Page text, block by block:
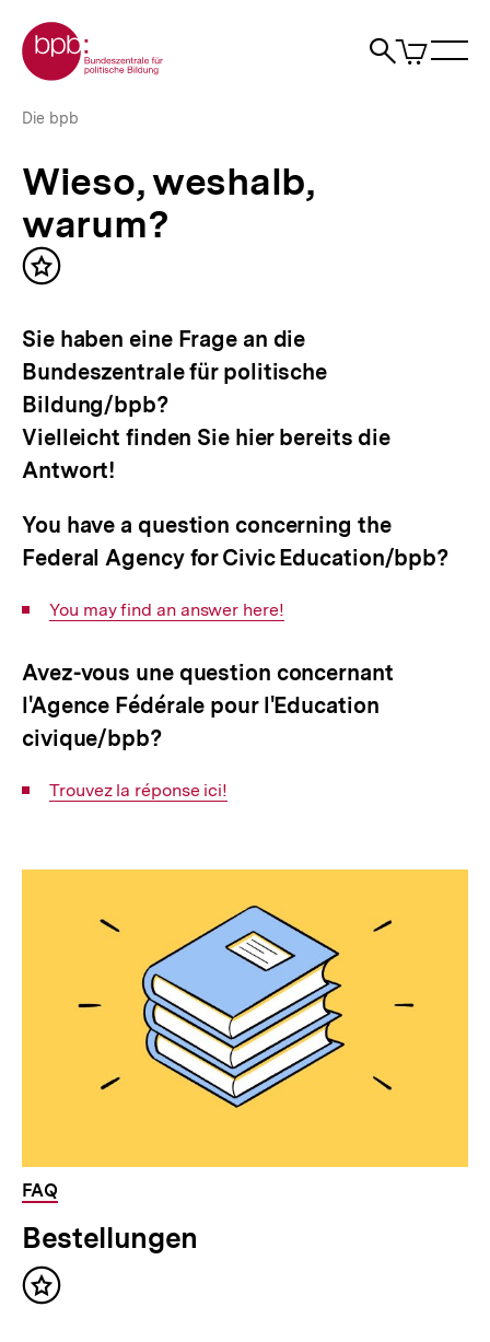
zum
Seiteninhalt
springen
Zur Startseite der bpb
Suche
Artikel
im
Wieso,
bpb.de
Brotkrümelnavigation
Pfadnavigation
Die bpb
Wieso, weshalb,
warum?
Inhalt
Sie haben eine Frage an die
Bundeszentrale für politische
Bildung/bpb?
Vielleicht finden Sie hier bereits die
Antwort!
You have a question concerning the
Federal Agency for Civic Education/bpb?
Interner
You may find an answer here!
Avez-vous une question concernant
l'Agence Fédérale pour l'Education
civique/bpb?
Interner
Trouvez la réponse ici!
FAQ
Bestellungen
Inhalt